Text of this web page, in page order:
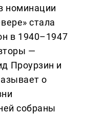
номинации
стала
в 1940–1947
—
Проурзин и
о
собраны